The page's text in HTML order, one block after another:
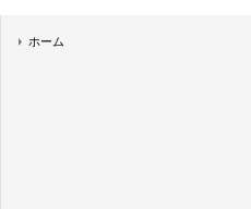
ホーム